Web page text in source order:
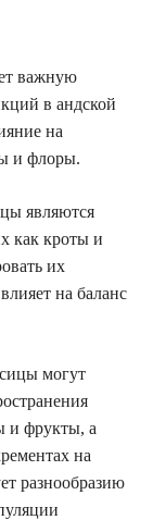
важную
в андской
на
и флоры.
являются
как кроты и
их
на баланс
могут
и фрукты, а
на
разнообразию